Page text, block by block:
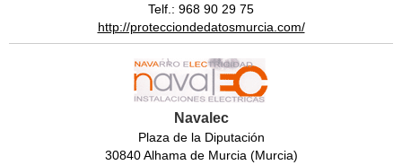
Telf.: 968 90 29 75
http://protecciondedatosmurcia.com/
Navalec
Plaza de la Diputación
30840 Alhama de Murcia (Murcia)